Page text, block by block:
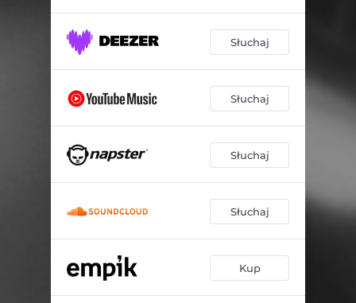
Słuchaj
Słuchaj
Słuchaj
Słuchaj
Kup